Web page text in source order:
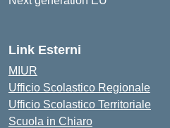
Link Esterni
MIUR
Ufficio Scolastico Regionale
Ufficio Scolastico Territoriale
Scuola in Chiaro